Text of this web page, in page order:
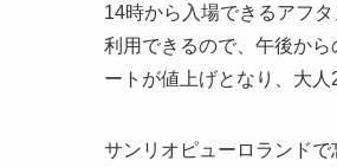
14時から入場できるアフ
利用できるので、午後か
ートが値上げとなり、大
サンリオピューロランド